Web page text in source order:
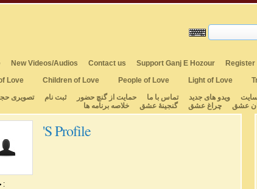
New Videos/Audios Contact us Support Ganj E Hozour
Register
Love Children of Love People of Love Light of Love
ویدو های جدید تماس با ما حمایت از گنچ حضور ثبت نام تصویری
عشق چراغ عشق گنجینهٔ عشق خلاصه برنامه ها
's Profile
: